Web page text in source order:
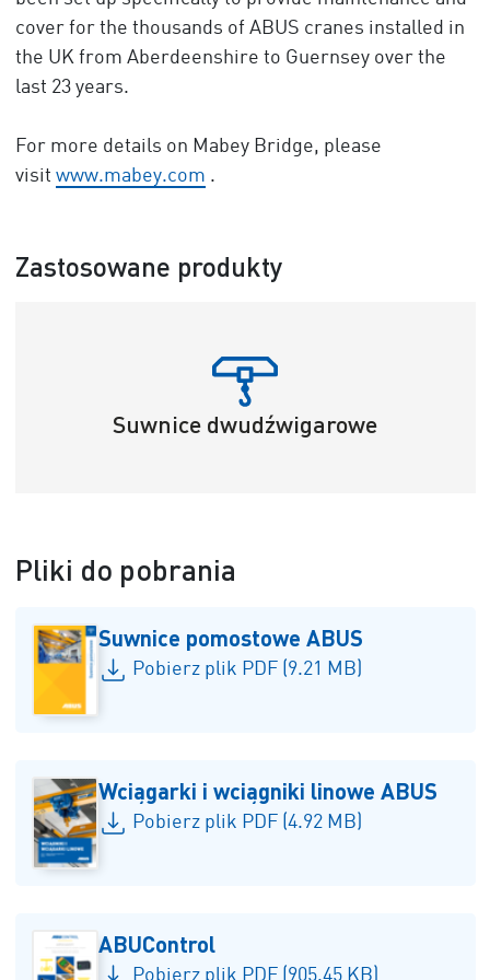
cover for the thousands of ABUS cranes installed in
the UK from Aberdeenshire to Guernsey over the
last 23 years.
For more details on Mabey Bridge, please
visit www.mabey.com .
Zastosowane produkty
Suwnice dwudźwigarowe
Pliki do pobrania
Suwnice pomostowe ABUS
Pobierz plik PDF (9.21 MB)
Wciągarki i wciągniki linowe ABUS
Pobierz plik PDF (4.92 MB)
ABUControl
Pobierz plik PDF (905.45 KB)